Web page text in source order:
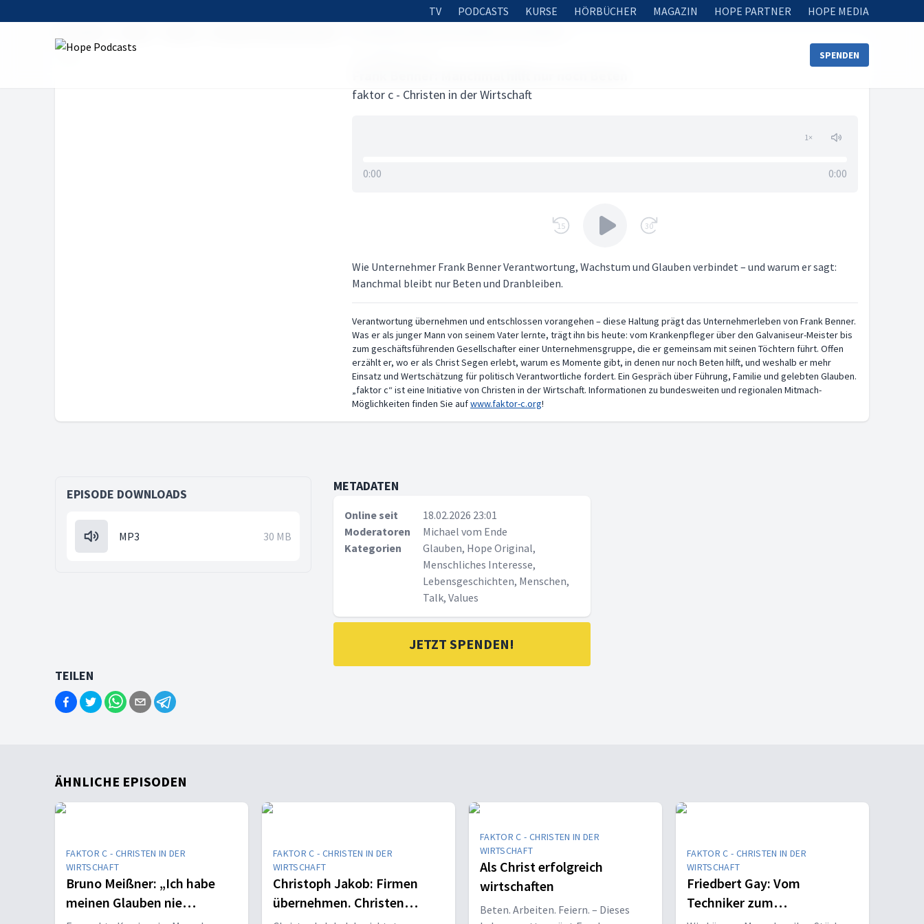
TV PODCASTS KURSE HÖRBÜCHER MAGAZIN HOPE PARTNER HOPE MEDIA
SPENDEN
faktor c - Christen in der Wirtschaft
1×
0:00 0:00
15 30
Wie Unternehmer Frank Benner Verantwortung, Wachstum und Glauben verbindet – und warum er sagt:
Manchmal bleibt nur Beten und Dranbleiben.
Verantwortung übernehmen und entschlossen vorangehen – diese Haltung prägt das Unternehmerleben von Frank Benner.
Was er als junger Mann von seinem Vater lernte, trägt ihn bis heute: vom Krankenpfleger über den Galvaniseur-Meister bis
zum geschäftsführenden Gesellschafter einer Unternehmensgruppe, die er gemeinsam mit seinen Töchtern führt. Offen
erzählt er, wo er als Christ Segen erlebt, warum es Momente gibt, in denen nur noch Beten hilft, und weshalb er mehr
Einsatz und Wertschätzung für politisch Verantwortliche fordert. Ein Gespräch über Führung, Familie und gelebten Glauben.
„faktor c“ ist eine Initiative von Christen in der Wirtschaft. Informationen zu bundesweiten und regionalen Mitmach-
Möglichkeiten finden Sie aufwww.faktor-c.org!
EPISODE DOWNLOADS
MP3 30 MB
METADATEN
Online seit
18.02.2026 23:01
Moderatoren
Michael vom Ende
Kategorien
Glauben, Hope Original,
Menschliches Interesse,
Lebensgeschichten, Menschen,
Talk, Values
JETZT SPENDEN!
TEILEN
ÄHNLICHE EPISODEN
FAKTOR C - CHRISTEN IN DER
WIRTSCHAFT
Bruno Meißner: „Ich habe
meinen Glauben nie
FAKTOR C - CHRISTEN IN DER
WIRTSCHAFT
Christoph Jakob: Firmen
übernehmen. Christen
FAKTOR C - CHRISTEN IN DER
WIRTSCHAFT
Als Christ erfolgreich
wirtschaften
Beten. Arbeiten. Feiern. – Dieses
FAKTOR C - CHRISTEN IN DER
WIRTSCHAFT
Friedbert Gay: Vom
Techniker zum